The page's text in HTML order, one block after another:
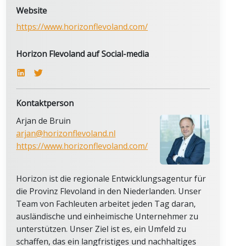
Website
https://www.horizonflevoland.com/
Horizon Flevoland auf Social-media
Kontaktperson
Arjan de Bruin
arjan@horizonflevoland.nl
https://www.horizonflevoland.com/
Horizon ist die regionale Entwicklungsagentur für
die Provinz Flevoland in den Niederlanden. Unser
Team von Fachleuten arbeitet jeden Tag daran,
ausländische und einheimische Unternehmer zu
unterstützen. Unser Ziel ist es, ein Umfeld zu
schaffen, das ein langfristiges und nachhaltiges